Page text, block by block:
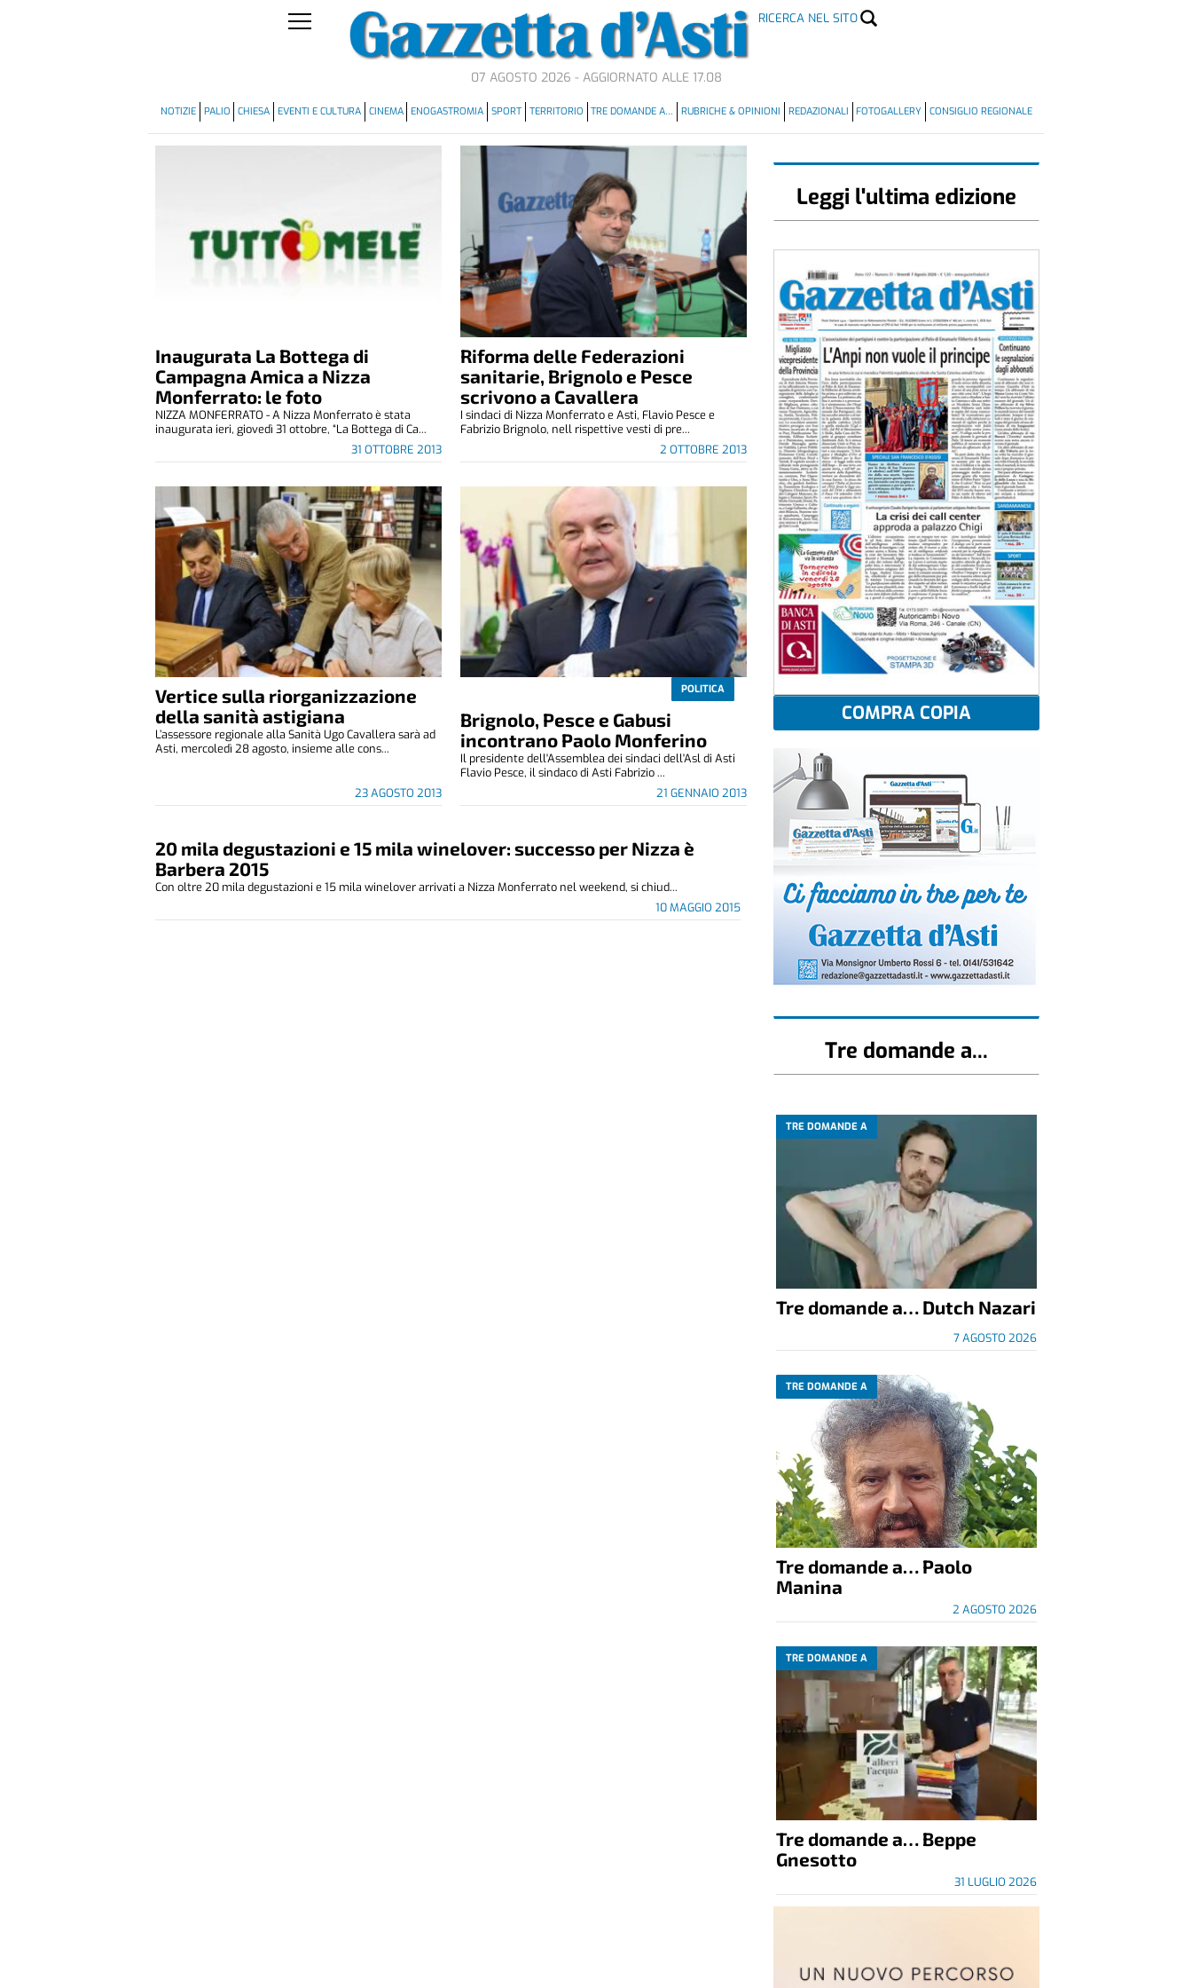
RICERCA NEL SITO
07 AGOSTO 2026 - AGGIORNATO ALLE 17.08
NOTIZIE PALIO CHIESA EVENTI E CULTURA CINEMA ENOGASTROMIA SPORT TERRITORIO TRE DOMANDE A… RUBRICHE & OPINIONI REDAZIONALI FOTOGALLERY CONSIGLIO REGIONALE
Inaugurata La Bottega di
Campagna Amica a Nizza
Monferrato: le foto
31 OTTOBRE 2013
NIZZA MONFERRATO - A Nizza Monferrato è stata
inaugurata ieri, giovedì 31 ottobre, “La Bottega di Ca...
Riforma delle Federazioni
sanitarie, Brignolo e Pesce
scrivono a Cavallera
2 OTTOBRE 2013
I sindaci di Nizza Monferrato e Asti, Flavio Pesce e
Fabrizio Brignolo, nell rispettive vesti di pre...
Vertice sulla riorganizzazione
della sanità astigiana
23 AGOSTO 2013
L’assessore regionale alla Sanità Ugo Cavallera sarà ad
Asti, mercoledì 28 agosto, insieme alle cons...
POLITICA
Brignolo, Pesce e Gabusi
incontrano Paolo Monferino
21 GENNAIO 2013
Il presidente dell'Assemblea dei sindaci dell'Asl di Asti
Flavio Pesce, il sindaco di Asti Fabrizio ...
20 mila degustazioni e 15 mila winelover: successo per Nizza è
Barbera 2015
10 MAGGIO 2015
Con oltre 20 mila degustazioni e 15 mila winelover arrivati a Nizza Monferrato nel weekend, si chiud...
Leggi l'ultima edizione
COMPRA COPIA
Tre domande a...
TRE DOMANDE A
Tre domande a… Dutch Nazari
7 AGOSTO 2026
TRE DOMANDE A
Tre domande a… Paolo
Manina
2 AGOSTO 2026
TRE DOMANDE A
Tre domande a… Beppe
Gnesotto
31 LUGLIO 2026